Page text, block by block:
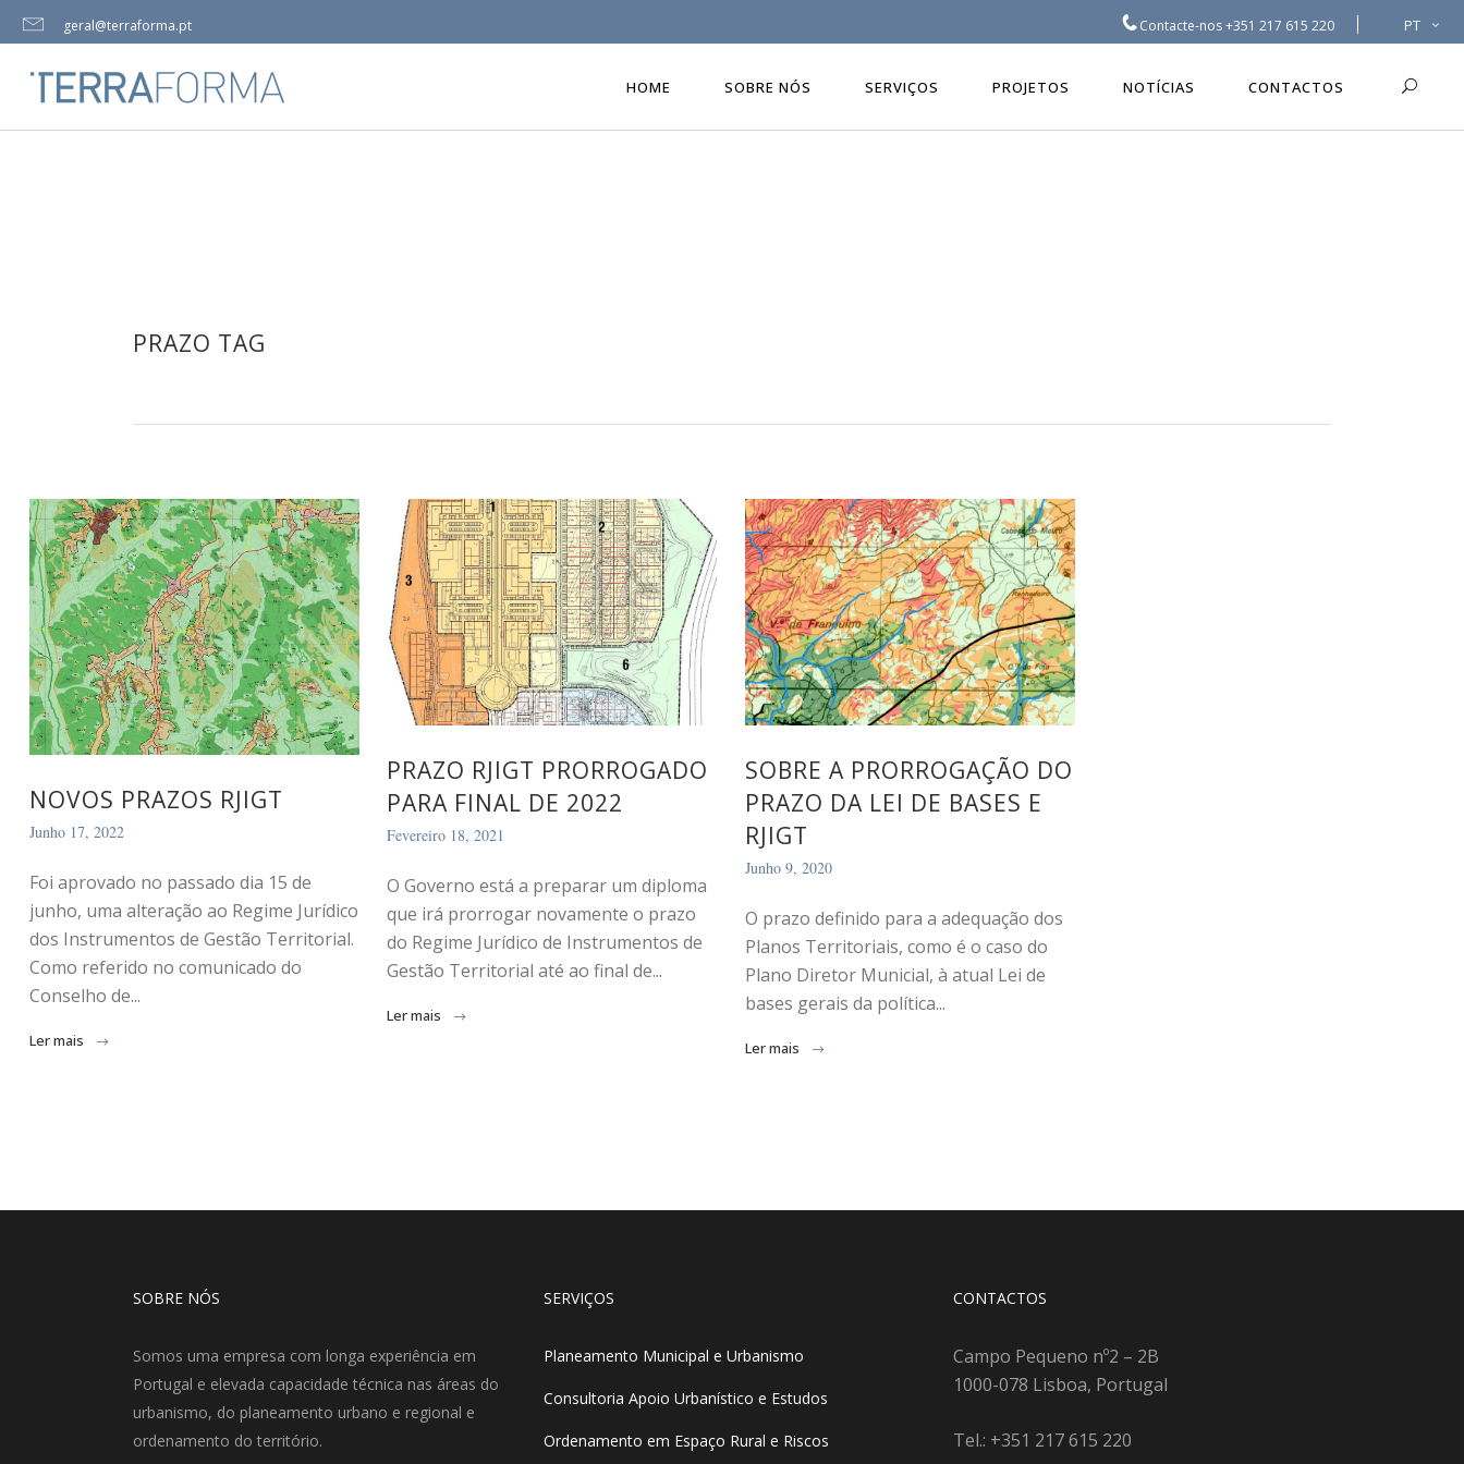
geral@terraforma.pt Contacte-nos+351 217 615 220 PT
HOME SOBRE NÓS SERVIÇOS PROJETOS NOTÍCIAS CONTACTOS
PRAZO TAG
NOVOS PRAZOS RJIGT
Junho 17, 2022
Foi aprovado no passado dia 15 de
junho, uma alteração ao Regime Jurídico
dos Instrumentos de Gestão Territorial.
Como referido no comunicado do
Conselho de...
Ler mais
PRAZO RJIGT PRORROGADO
PARA FINAL DE 2022
Fevereiro 18, 2021
O Governo está a preparar um diploma
que irá prorrogar novamente o prazo
do Regime Jurídico de Instrumentos de
Gestão Territorial até ao final de...
Ler mais
SOBRE A PRORROGAÇÃO DO
PRAZO DA LEI DE BASES E
RJIGT
Junho 9, 2020
O prazo definido para a adequação dos
Planos Territoriais, como é o caso do
Plano Diretor Municial, à atual Lei de
bases gerais da política...
Ler mais
SOBRE NÓS
Somos uma empresa com longa experiência em
Portugal e elevada capacidade técnica nas áreas do
urbanismo, do planeamento urbano e regional e
ordenamento do território.
SERVIÇOS
Planeamento Municipal e Urbanismo
Consultoria Apoio Urbanístico e Estudos
Ordenamento em Espaço Rural e Riscos
CONTACTOS
Campo Pequeno nº2 – 2B
1000-078 Lisboa, Portugal
Tel.: +351 217 615 220